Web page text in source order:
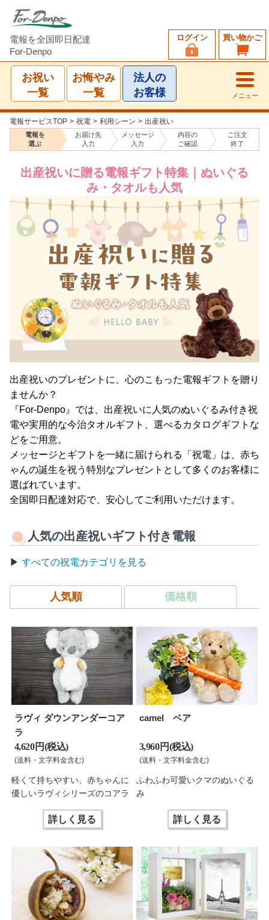
電報を全国即日配達
For-Denpo
買い物かご
ログイン
お祝い
一覧
お悔やみ
一覧
法人の
お客様
メニュー
電報サービスTOP > 祝電 > 利用シーン > 出産祝い
電報を
選ぶ
お届け先
入力
メッセージ
入力
内容の
ご確認
ご注文
終了
出産祝いに贈る電報ギフト特集｜ぬいぐる
み・タオルも人気
出産祝いのプレゼントに、心のこもった電報ギフトを贈り
ませんか？
『For-Denpo』では、出産祝いに人気のぬいぐるみ付き祝
電や実用的な今治タオルギフト、選べるカタログギフトな
どをご用意。
メッセージとギフトを一緒に届けられる「祝電」は、赤ち
ゃんの誕生を祝う特別なプレゼントとして多くのお客様に
選ばれています。
全国即日配達対応で、安心してご利用いただけます。
人気の出産祝いギフト付き電報
▶ すべての祝電カテゴリを見る
人気順 価格順
ラヴィ ダウンアンダーコア
ラ
4,620 円(税込)
(送料・文字料金含む)
軽くて持ちやすい、赤ちゃんに
優しいラヴィシリーズのコアラ
ぬいぐるみ
詳しく見る
camel ベア
3,960 円(税込)
(送料・文字料金含む)
ふわふわ可愛いクマのぬいぐる
み
詳しく見る